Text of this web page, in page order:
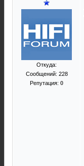
Откуда:
Сообщений: 228
Репутация: 0